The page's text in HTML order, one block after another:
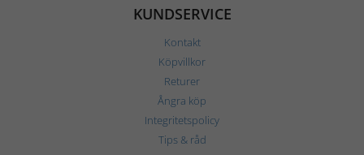
KUNDSERVICE
Kontakt
Köpvillkor
Returer
Ångra köp
Integritetspolicy
Tips & råd